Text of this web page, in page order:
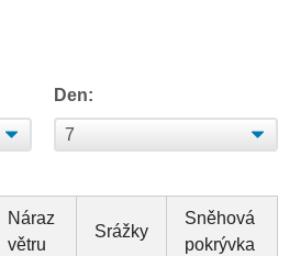
Den:
Náraz
větru
Srážky
Sněhová
pokrývka